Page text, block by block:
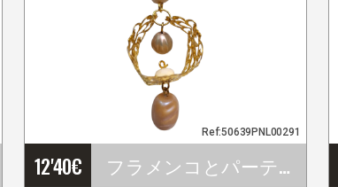
12'40€ フラメンコとパーティーピアス
Ref:50639PNL00291